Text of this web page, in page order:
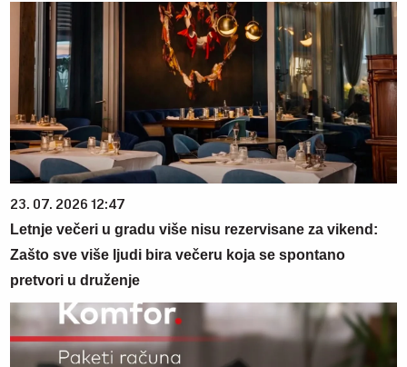
23. 07. 2026 12:47
Letnje večeri u gradu više nisu rezervisane za vikend:
Zašto sve više ljudi bira večeru koja se spontano
pretvori u druženje